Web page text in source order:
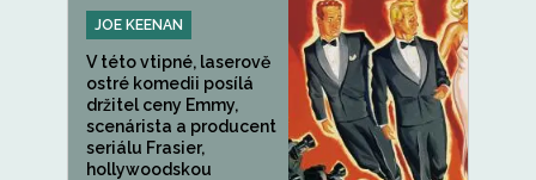
JOE KEENAN
V této vtipné, laserově
ostré komedii posílá
držitel ceny Emmy,
scenárista a producent
seriálu Frasier,
hollywoodskou